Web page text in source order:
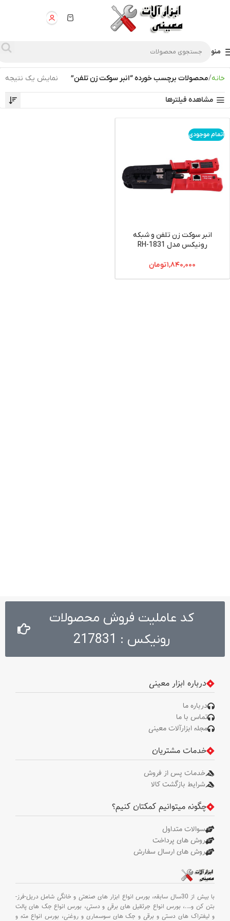
منو
خانه محصولات برچسب خورده “انبر سوكت زن تلفن” نمایش یک نتیجه
مشاهده فیلترها
اتمام موجودی
انبر سوکت زن تلفن و شبکه
رونیکس مدل RH-1831
۱,۸۴۰,۰۰۰تومان
کد عاملیت فروش محصولات
رونیکس : 217831
درباره ابزار معینی
درباره ما
تماس با ما
مجله ابزارآلات معینی
خدمات مشتریان
خدمات پس از فروش
شرایط بازگشت کالا
چگونه میتوانیم کمکتان کنیم؟
سوالات متداول
روش های پرداخت
روش های ارسال سفارش
با بیش از 30سال سابقه،
بورس انواع ابزار های صنعتی و خانگی شامل دریل-فرز-
بتن کن و….، بورس انواع جرثقیل های برقی و دستی، بورس انواع جک های پالت
و لیفتراک های دستی و برقی و جک های سوسماری و روغنی، بورس انواع مته و